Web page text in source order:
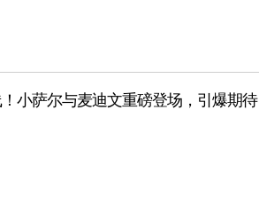
小萨尔与麦迪文重磅登场，引爆期待